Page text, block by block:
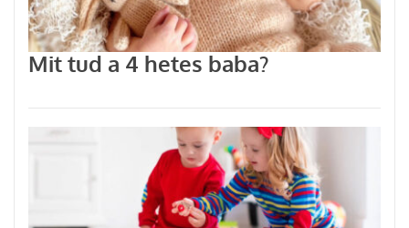
Mit tud a 4 hetes baba?